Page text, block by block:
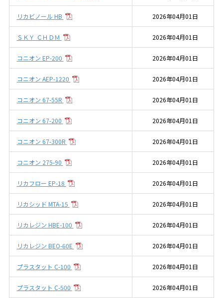
リカビノール HB 2026年04月01日
ＳＫＹ ＣＨＤＭ 2026年04月01日
コニオン EP-200 2026年04月01日
コニオン AEP-1220 2026年04月01日
コニオン 67-55R 2026年04月01日
コニオン 67-200 2026年04月01日
コニオン 67-300R 2026年04月01日
コニオン 275-90 2026年04月01日
リカフロー EP-18 2026年04月01日
リカシッド MTA-15 2026年04月01日
リカレジン HBE-100 2026年04月01日
リカレジン BEO-60E 2026年04月01日
プラスタット C-100 2026年04月01日
プラスタット C-500 2026年04月01日